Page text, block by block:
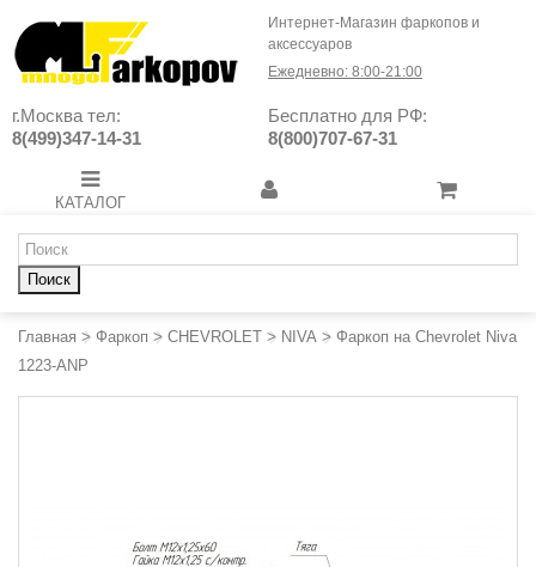
Интернет-Магазин фаркопов и
аксессуаров
Ежедневно: 8:00-21:00
г.Москва тел:
8(499)347-14-31
Бесплатно для РФ:
8(800)707-67-31
КАТАЛОГ
Поиск
Главная > Фаркоп > CHEVROLET > NIVA > Фаркоп на Chevrolet Niva
1223-ANP